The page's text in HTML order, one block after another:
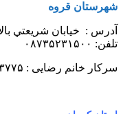
شهرستان قروه
آدرس : خيابان شريعتي
تلفن: ۰۸۷۳۵۲۳۱۵۰۰
سرکار خانم رضایی : ۰۹۳۷۳۳۲۳۷۷۵